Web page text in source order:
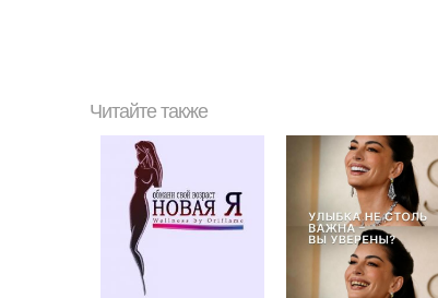
Читайте также